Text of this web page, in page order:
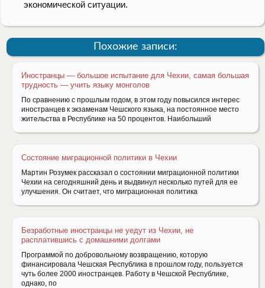
экономической ситуации.
Похожие записи:
Иностранцы — большое испытание для Чехии, самая большая
трудность — учить языку монголов
По сравнению с прошлым годом, в этом году повысился интерес
иностранцев к экзаменам Чешского языка, на постоянное место
жительства в Республике на 50 процентов. Наибольший
Состояние миграционной политики в Чехии
Мартин Розумек рассказал о состоянии миграционной политики
Чехии на сегодняшний день и выдвинул несколько путей для ее
улучшения. Он считает, что миграционная политика
Безработные иностранцы не уедут из Чехии, не
расплатившись с домашними долгами
Программой по добровольному возвращению, которую
финансировала Чешская Республика в прошлом году, пользуется
чуть более 2000 иностранцев. Работу в Чешской Республике,
однако, по